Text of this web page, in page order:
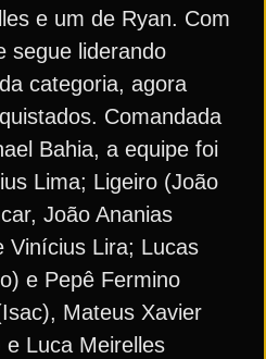
e um de Ryan. Com
segue liderando
categoria, agora
Comandada
Bahia, a equipe foi
Lima; Ligeiro (João
João Ananias
Vinícius Lira; Lucas
e Pepê Fermino
Mateus Xavier
Luca Meirelles